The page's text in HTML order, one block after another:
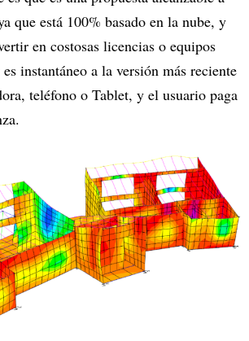
que está 100% basado en la nube, y
en costosas licencias o equipos
instantáneo a la versión más reciente
teléfono o Tablet, y el usuario paga